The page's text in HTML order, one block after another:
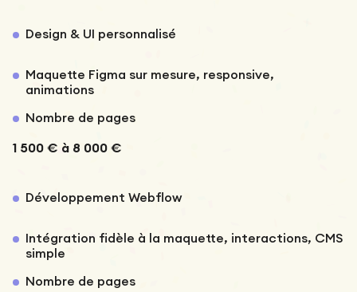
Design & UI personnalisé
Maquette Figma sur mesure, responsive,
animations
Nombre de pages
1 500 € à 8 000 €
Développement Webflow
Intégration fidèle à la maquette, interactions, CMS
simple
Nombre de pages